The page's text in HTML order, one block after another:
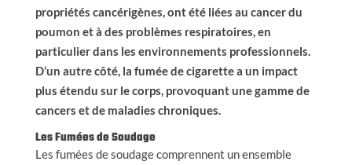
propriétés cancérigènes, ont été liées au cancer du
poumon et à des problèmes respiratoires, en
particulier dans les environnements professionnels.
D’un autre côté, la fumée de cigarette a un impact
plus étendu sur le corps, provoquant une gamme de
cancers et de maladies chroniques.
Les Fumées de Soudage
Les fumées de soudage comprennent un ensemble